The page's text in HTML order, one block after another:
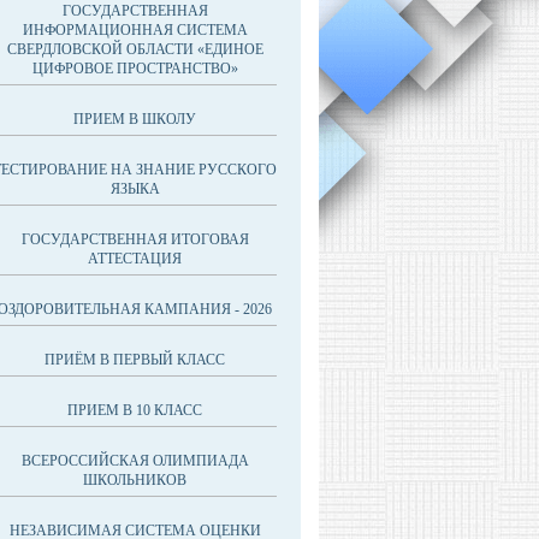
ГОСУДАРСТВЕННАЯ
ИНФОРМАЦИОННАЯ СИСТЕМА
СВЕРДЛОВСКОЙ ОБЛАСТИ «ЕДИНОЕ
ЦИФРОВОЕ ПРОСТРАНСТВО»
ПРИЕМ В ШКОЛУ
НА ЗНАНИЕ РУССКОГО
ЯЗЫКА
ГОСУДАРСТВЕННАЯ ИТОГОВАЯ
АТТЕСТАЦИЯ
КАМПАНИЯ - 2026
ПРИЁМ В ПЕРВЫЙ КЛАСС
ПРИЕМ В 10 КЛАСС
ВСЕРОССИЙСКАЯ ОЛИМПИАДА
ШКОЛЬНИКОВ
НЕЗАВИСИМАЯ СИСТЕМА ОЦЕНКИ